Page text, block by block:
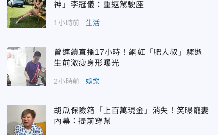
神」李冠儀：重返駕駛座
1小時前 生活
曾連續直播17小時！網紅「肥大叔」驟逝
生前激瘦身形曝光
2小時前 娛樂
胡瓜保險箱「上百萬現金」消失！笑曝寵妻
內幕：提前穿幫